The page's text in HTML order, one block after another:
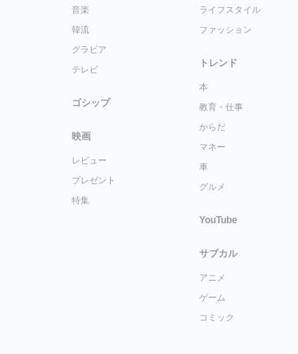
音楽
韓流
グラビア
テレビ
ゴシップ
映画
レビュー
プレゼント
特集
ライフスタイル
ファッション
トレンド
本
教育・仕事
からだ
マネー
車
グルメ
YouTube
サブカル
アニメ
ゲーム
コミック